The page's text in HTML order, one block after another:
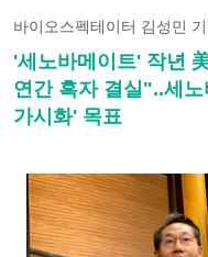
바이오스펙테이터 김성민
'세노바메이트' 작년
연간 흑자 결실"..세
가시화' 목표